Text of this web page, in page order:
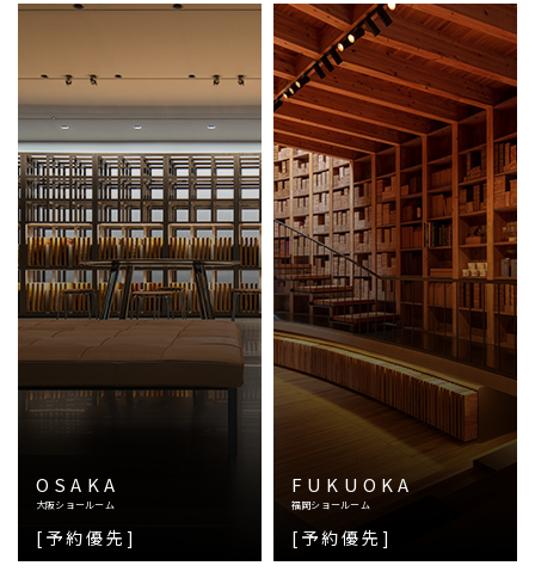
OSAKA
大阪ショールーム
[予約優先]
FUKUOKA
福岡ショールーム
[予約優先]